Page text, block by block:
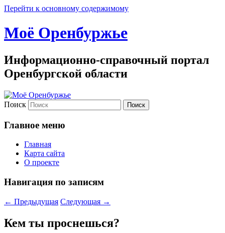
Перейти к основному содержимому
Моё Оренбуржье
Информационно-справочный портал
Оренбургской области
Поиск
Главное меню
Главная
Карта сайта
О проекте
Навигация по записям
← Предыдущая Следующая →
Кем ты проснешься?